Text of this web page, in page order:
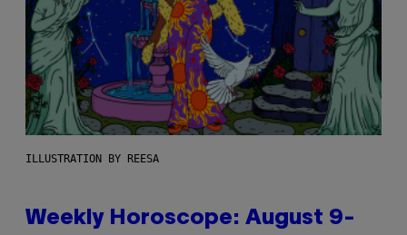
ILLUSTRATION BY REESA
Weekly Horoscope: August 9-